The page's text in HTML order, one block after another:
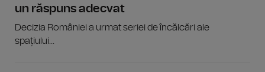
un răspuns adecvat
Decizia României a urmat seriei de încălcări ale
spațiului...